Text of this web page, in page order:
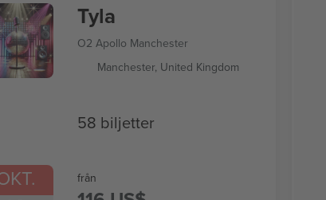
Tyla
O2 Apollo Manchester
Manchester, United Kingdom
58 biljetter
från